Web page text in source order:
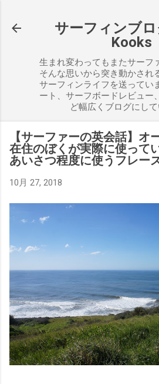
サーフィンブ
Kooks
生まれ変わってもまたサーフ
そんな思いから突き動かされ
サーフィンライフを送ってい
ート、サーフボードレビュー
ど幅広くブログにして
【サーファーの英会話】オ
在住のぼくが実際に使って
あいさつ程度に使うフレー
10月 27, 2018